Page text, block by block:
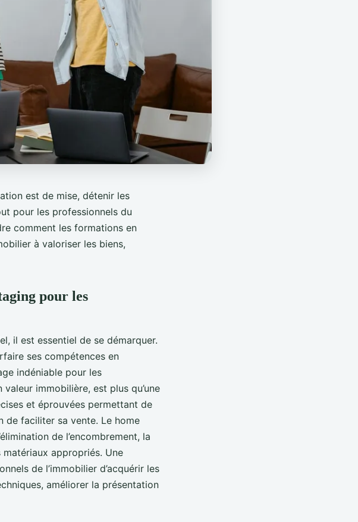
est de mise, détenir les
pour les professionnels du
comment les formations en
à valoriser les biens,
pour les
il est essentiel de se démarquer.
ses compétences en
indéniable pour les
immobilière, est plus qu’une
et éprouvées permettant de
de faciliter sa vente. Le home
de l’encombrement, la
appropriés. Une
de l’immobilier d’acquérir les
améliorer la présentation